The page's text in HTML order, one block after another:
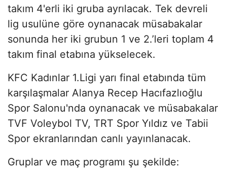
takım 4'erli iki gruba ayrılacak. Tek devreli
lig usulüne göre oynanacak müsabakalar
sonunda her iki grubun 1 ve 2.’leri toplam 4
takım final etabına yükselecek.
KFC Kadınlar 1.Ligi yarı final etabında tüm
karşılaşmalar Alanya Recep Hacıfazlıoğlu
Spor Salonu'nda oynanacak ve müsabakalar
TVF Voleybol TV, TRT Spor Yıldız ve Tabii
Spor ekranlarından canlı yayınlanacak.
Gruplar ve maç programı şu şekilde: